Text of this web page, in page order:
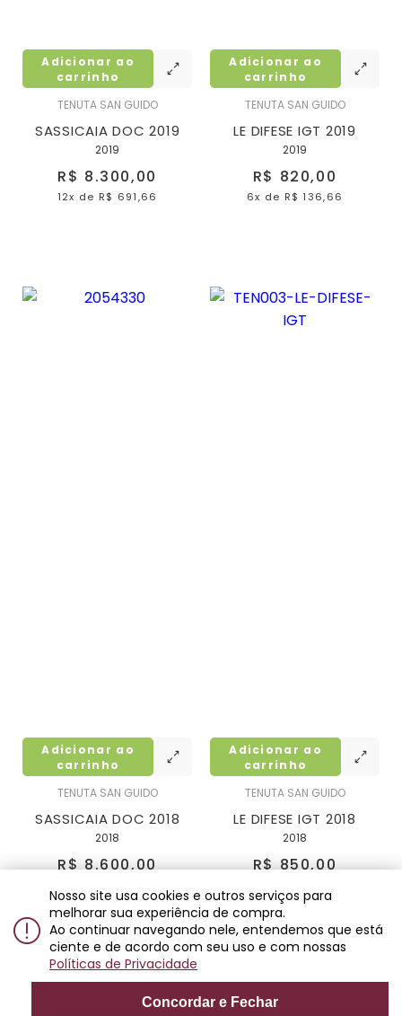
TENUTA SAN GUIDO
SASSICAIA DOC 2019
2019
R$ 8.300,00
12x de R$ 691,66
Adicionar ao
carrinho
TENUTA SAN GUIDO
LE DIFESE IGT 2019
2019
R$ 820,00
6x de R$ 136,66
Adicionar ao
carrinho
TENUTA SAN GUIDO
SASSICAIA DOC 2018
2018
R$ 8.600,00
Adicionar ao
carrinho
TENUTA SAN GUIDO
LE DIFESE IGT 2018
2018
R$ 850,00
Adicionar ao
carrinho
Nosso site usa cookies e outros serviços para
melhorar sua experiência de compra.
Ao continuar navegando nele, entendemos que está
ciente e de acordo com seu uso e com nossas
Políticas de Privacidade
Concordar e Fechar